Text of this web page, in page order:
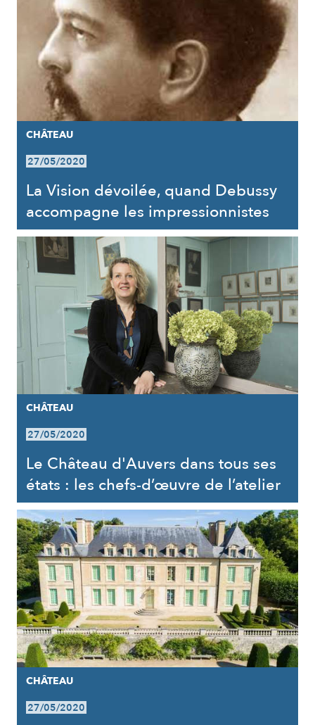
CHÂTEAU
27/05/2020
La Vision dévoilée, quand Debussy
accompagne les impressionnistes
CHÂTEAU
27/05/2020
Le Château d'Auvers dans tous ses
états : les chefs-d’œuvre de l’atelier
CHÂTEAU
27/05/2020